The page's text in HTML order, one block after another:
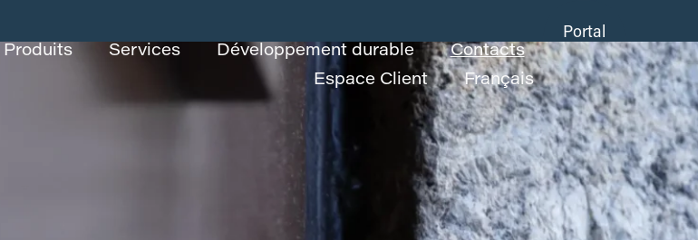
Produits Services Développement durable
Contacts
Espace Client
Français
Portal
Cliente